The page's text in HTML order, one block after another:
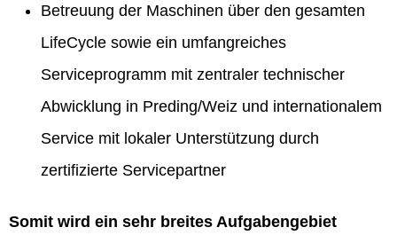
Betreuung der Maschinen über den gesamten
LifeCycle sowie ein umfangreiches
Serviceprogramm mit zentraler technischer
Abwicklung in Preding/Weiz und internationalem
Service mit lokaler Unterstützung durch
zertifizierte Servicepartner
Somit wird ein sehr breites Aufgabengebiet